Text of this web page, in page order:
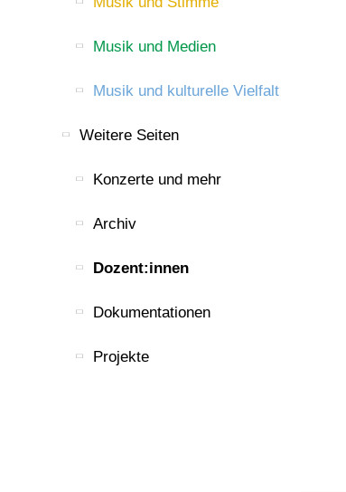
Musik und Medien
Musik und kulturelle Vielfalt
Weitere Seiten
Konzerte und mehr
Archiv
Dozent:innen
Dokumentationen
Projekte